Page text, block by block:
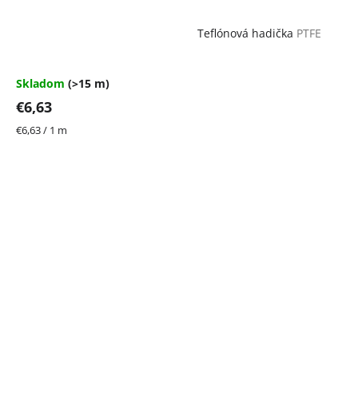
Teflónová hadička PTFE
Skladom (>15 m)
€6,63
Jednotková
€6,63 / 1 m